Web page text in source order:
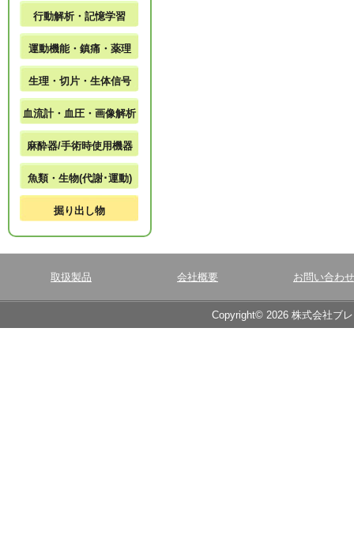
行動解析・記憶学習
運動機能・鎮痛・薬理
生理・切片・生体信号
血流計・血圧・画像解析
麻酔器/手術時使用機器
魚類・生物(代謝･運動)
掘り出し物
取扱製品 会社概要 お問い合わせ
Copyright© 2026 株式会社ブ